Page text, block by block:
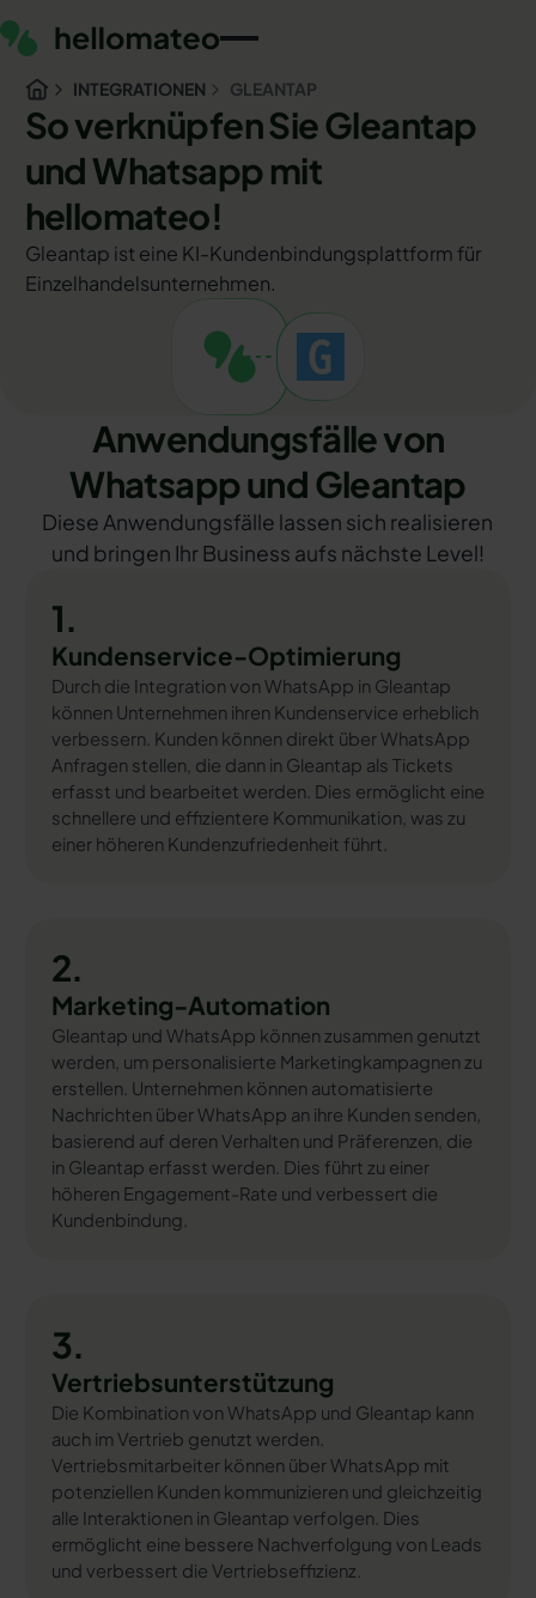
INTEGRATIONEN GLEANTAP
So verknüpfen Sie Gleantap
und Whatsapp mit
hellomateo!
Gleantap ist eine KI-Kundenbindungsplattform für
Einzelhandelsunternehmen.
Anwendungsfälle von
Whatsapp und Gleantap
Diese Anwendungsfälle lassen sich realisieren
und bringen Ihr Business aufs nächste Level!
1.
Kundenservice-Optimierung
Durch die Integration von WhatsApp in Gleantap
können Unternehmen ihren Kundenservice erheblich
verbessern. Kunden können direkt über WhatsApp
Anfragen stellen, die dann in Gleantap als Tickets
erfasst und bearbeitet werden. Dies ermöglicht eine
schnellere und effizientere Kommunikation, was zu
einer höheren Kundenzufriedenheit führt.
2.
Marketing-Automation
Gleantap und WhatsApp können zusammen genutzt
werden, um personalisierte Marketingkampagnen zu
erstellen. Unternehmen können automatisierte
Nachrichten über WhatsApp an ihre Kunden senden,
basierend auf deren Verhalten und Präferenzen, die
in Gleantap erfasst werden. Dies führt zu einer
höheren Engagement-Rate und verbessert die
Kundenbindung.
3.
Vertriebsunterstützung
Die Kombination von WhatsApp und Gleantap kann
auch im Vertrieb genutzt werden.
Vertriebsmitarbeiter können über WhatsApp mit
potenziellen Kunden kommunizieren und gleichzeitig
alle Interaktionen in Gleantap verfolgen. Dies
ermöglicht eine bessere Nachverfolgung von Leads
und verbessert die Vertriebseffizienz.